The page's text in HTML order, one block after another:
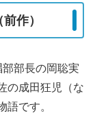
作）
部部長の岡聡実
の成田狂児（な
語です。